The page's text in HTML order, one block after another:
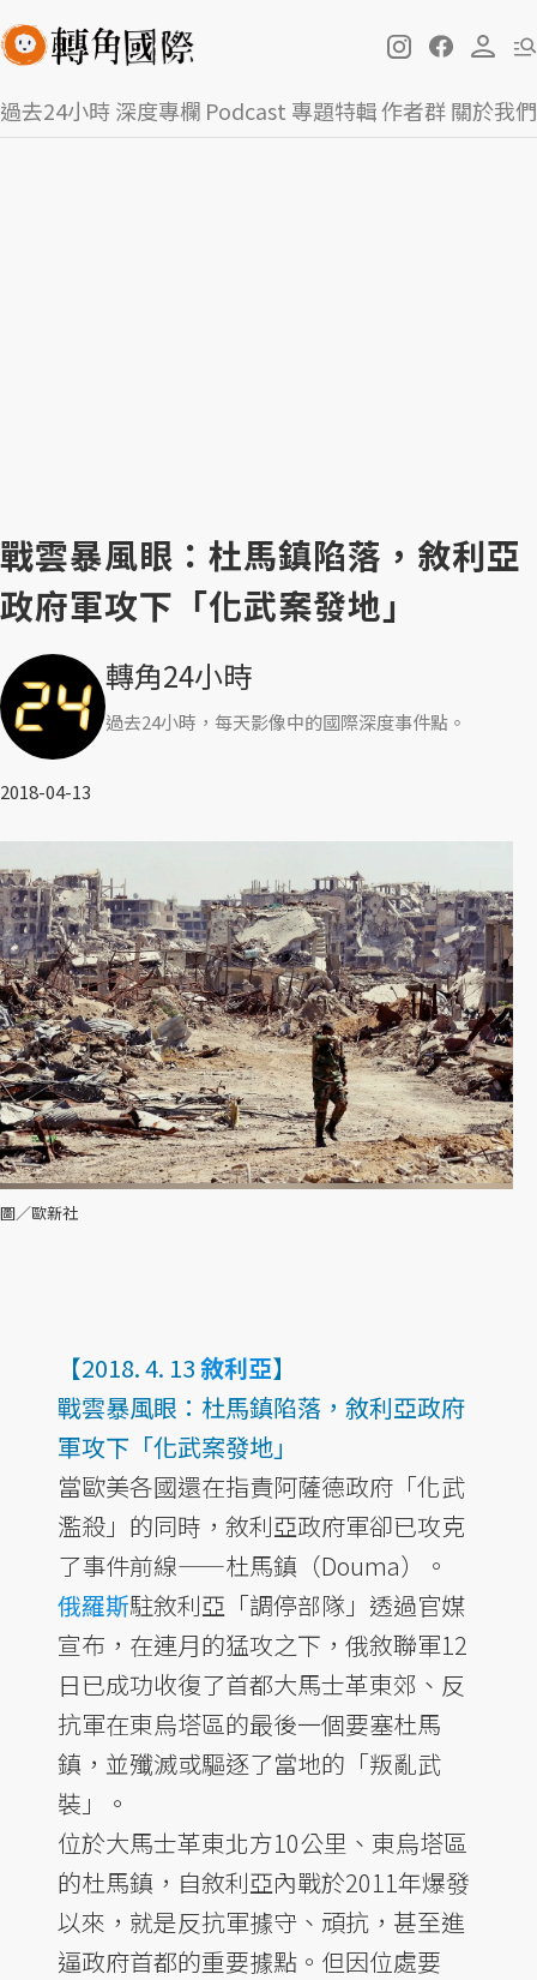
過去24小時深度專欄 Podcast 專題特輯作者群關於我們
戰雲暴風眼：杜馬鎮陷落，敘利亞
政府軍攻下「化武案發地」
轉角24小時
過去24小時，每天影像中的國際深度事件點。
2018-04-13
圖／歐新社
【2018. 4. 13敘利亞】
戰雲暴風眼：杜馬鎮陷落，敘利亞政府
軍攻下「化武案發地」
當歐美各國還在指責阿薩德政府「化武
濫殺」的同時，敘利亞政府軍卻已攻克
了事件前線——杜馬鎮（Douma）。
俄羅斯駐敘利亞「調停部隊」透過官媒
宣布，在連月的猛攻之下，俄敘聯軍12
日已成功收復了首都大馬士革東郊、反
抗軍在東烏塔區的最後一個要塞杜馬
鎮，並殲滅或驅逐了當地的「叛亂武
裝」。
位於大馬士革東北方10公里、東烏塔區
的杜馬鎮，自敘利亞內戰於2011年爆發
以來，就是反抗軍據守、頑抗，甚至進
逼政府首都的重要據點。但因位處要